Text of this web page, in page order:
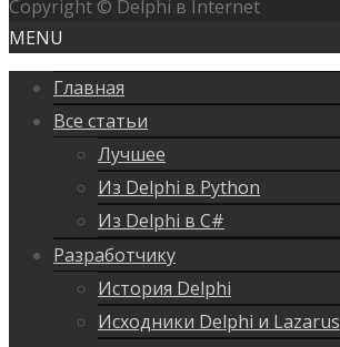
Copyright © Delphi в Internet
MENU
Главная
Все статьи
Лучшее
Из Delphi в Python
Из Delphi в C#
Разработчику
История Delphi
Исходники Delphi и Lazarus